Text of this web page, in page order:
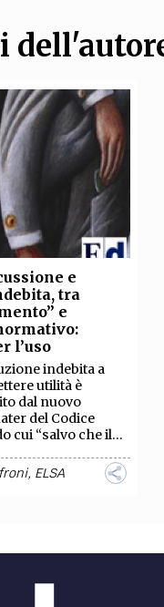
e
tra
e
l’uso
indebita a
utilità è
dal nuovo
del Codice
cui “salvo che il...
, ELSA